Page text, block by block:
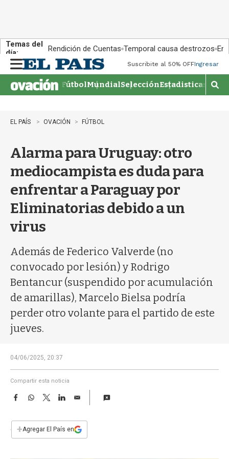
Temas del
día:
Rendición de Cuentas Temporal causa destrozos En
n
u
Suscribite al 50% OFFIngresar
FútbolMundialSelecciónEstadisticas
M
o
EL PAÍS OVACIÓN FÚTBOL
Alarma para Uruguay: otro
mediocampista es duda para
enfrentar a Paraguay por
Eliminatorias debido a un
virus
Además de Federico Valverde (no
convocado por lesión) y Rodrigo
Bentancur (suspendido por acumulación
de amarillas), Marcelo Bielsa podría
perder otro volante para el partido de este
jueves.
04/06/2025, 20:37
Compartir esta noticia
F
e
b
W
s
T
w
t
L
E
i
l
+Agregar El País en